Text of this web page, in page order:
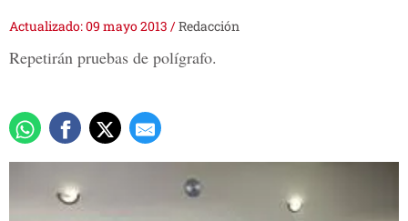
Actualizado: 09 mayo 2013 /Redacción
Repetirán pruebas de polígrafo.